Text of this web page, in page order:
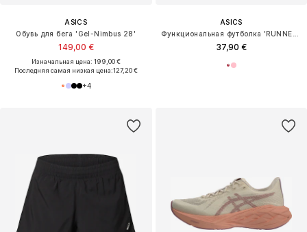
ASICS
Обувь для бега 'Gel-Nimbus 28'
149,00 €
Изначальная цена: 199,00 €
Последняя самая низкая цена:127,20 €
+4
ASICS
37,90 €